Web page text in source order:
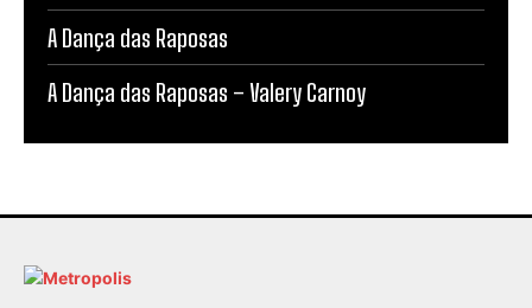
A Dança das Raposas
A Dança das Raposas – Valery Carnoy